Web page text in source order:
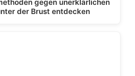
gegen unerklärlichen
der Brust entdecken